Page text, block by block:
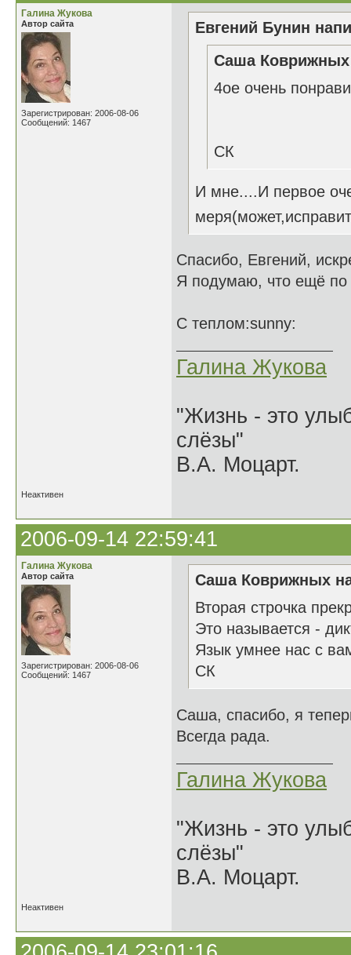
Галина Жукова
Автор сайта
Зарегистрирован: 2006-08-06
Сообщений: 1467
Евгений Бунин
Саша Коврижных
4ое очень
СК
И мне....И первое
Спасибо, Евгений,
Я подумаю, что ещё по
С теплом:sunny:
Галина Жукова
"Жизнь - это
слёзы"
В.А. Моцарт.
Неактивен
2006-09-14 22:59:41
Галина Жукова
Автор сайта
Зарегистрирован: 2006-08-06
Сообщений: 1467
Саша Коврижных
Вторая строчка
Это называется -
Язык умнее нас с
СК
Саша, спасибо, я
Всегда рада.
Галина Жукова
"Жизнь - это
слёзы"
В.А. Моцарт.
Неактивен